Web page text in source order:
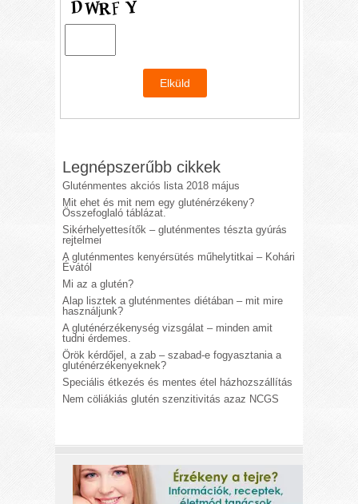
Legnépszerűbb cikkek
Gluténmentes akciós lista 2018 május
Mit ehet és mit nem egy gluténérzékeny?
Összefoglaló táblázat.
Sikérhelyettesítők – gluténmentes tészta gyúrás
rejtelmei
A gluténmentes kenyérsütés műhelytitkai – Kohári
Évától
Mi az a glutén?
Alap lisztek a gluténmentes diétában – mit mire
használjunk?
A gluténérzékenység vizsgálat – minden amit
tudni érdemes.
Örök kérdőjel, a zab – szabad-e fogyasztania a
gluténérzékenyeknek?
Speciális étkezés és mentes étel házhozszállítás
Nem cöliákiás glutén szenzitivitás azaz NCGS